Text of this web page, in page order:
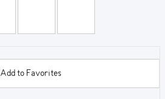
Add to Favorites